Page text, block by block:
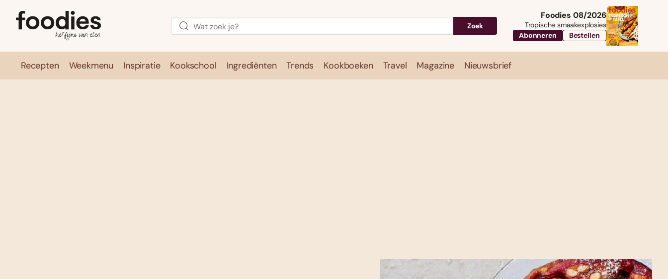
Zoek
Foodies 08/2026
Tropische smaakexplosies
Abonneren
Bestellen
Recepten Weekmenu Inspiratie Kookschool Ingrediënten Trends Kookboeken Travel Magazine Nieuwsbrief